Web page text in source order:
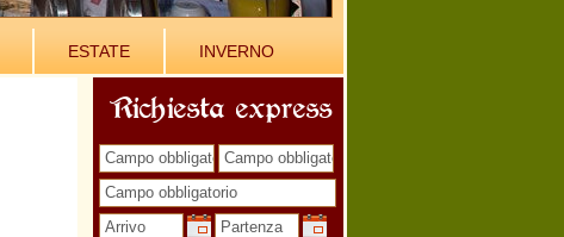
ESTATE INVERNO
Richiesta express